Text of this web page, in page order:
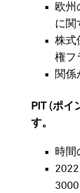
欧州
に関
株式
権フ
関係
PIT (ポイ
す。
時間